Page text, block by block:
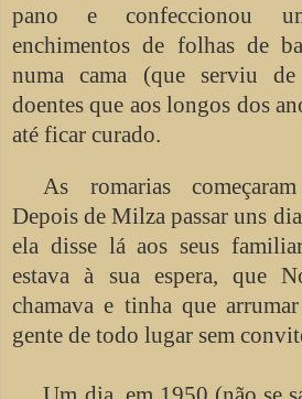
pano e confeccionou
enchimentos de folhas de
numa cama (que serviu
doentes que aos longos dos
até ficar curado.
As romarias
Depois de Milza passar uns
ela disse lá aos seus
estava à sua espera, que
chamava e tinha que
gente de todo lugar sem